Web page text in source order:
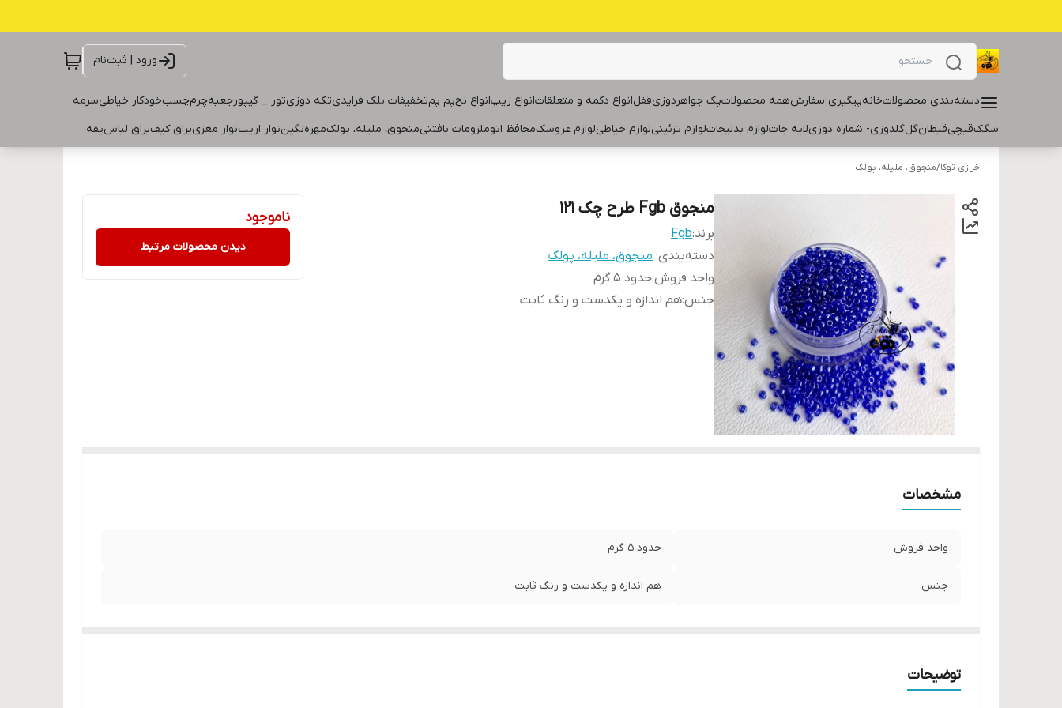
ورود | ثبت‌نام
دسته‌بندی محصولاتخانهپیگیری سفارشهمه محصولاتپک جواهردوزیقفلانواع دکمه و متعلقاتانواع زیپانواع نخپم پمتخفیفات بلک فرایدیتکه دوزیتور _ گیپورجعبهچرمچسبخودکار خیاطیسرمه
سگکقیچیقیطانگلگلدوزی- شماره دوزیلایه جاتلوازم بدلیجاتلوازم تزئینیلوازم خیاطیلوازم عروسکمحافظ اتوملزومات بافتنیمنجوق، ملیله، پولکمهرهنگیننوار اریبنوار مغزییراق کیفیراق لباسیقه
خرازی توکا/منجوق، ملیله، پولک
منجوق Fgb طرح چک ۱۲۱
برند:Fgb
دسته‌بندی: منجوق، ملیله، پولک
واحد فروش:حدود ۵ گرم
جنس:هم اندازه و یکدست و رنگ ثابت
ناموجود
دیدن محصولات مرتبط
مشخصات
واحد فروش حدود ۵ گرم
جنس هم اندازه و یکدست و رنگ ثابت
توضیحات